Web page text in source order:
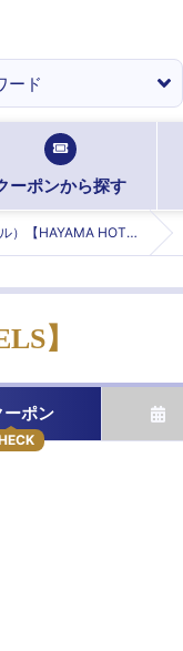
ーポンから探す
HOTEL CESAR （セザール）【HAYAMA HOTELS】 (セザール)
】
ーポン